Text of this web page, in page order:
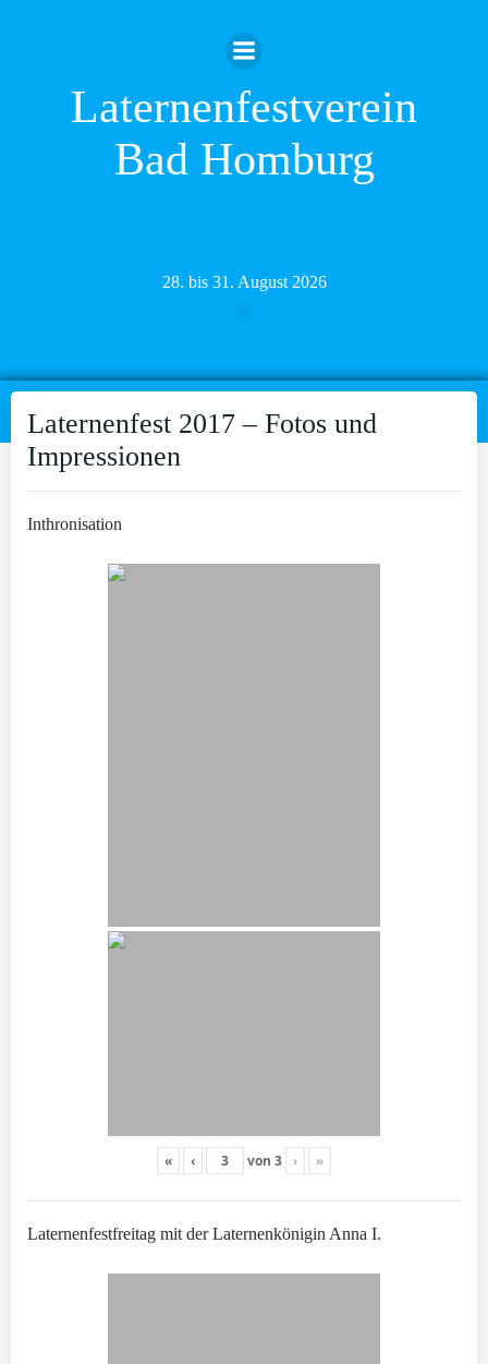
Inhalt
springen
Laternenfestverein
Bad Homburg
28. bis 31. August 2026
Laternenfest 2017 – Fotos und
Impressionen
Inthronisation
« ‹ von 3 › »
Laternenfestfreitag mit der Laternenkönigin Anna I.